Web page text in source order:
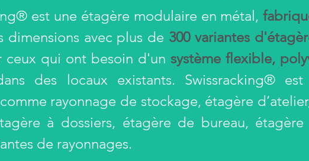
est une étagère modulaire en métal,
dimensions avec plus de 300 variantes
ceux qui ont besoin d'un système flexible,
des locaux existants. Swissracking® est
rayonnage de stockage, étagère
à dossiers, étagère de bureau,
de rayonnages.